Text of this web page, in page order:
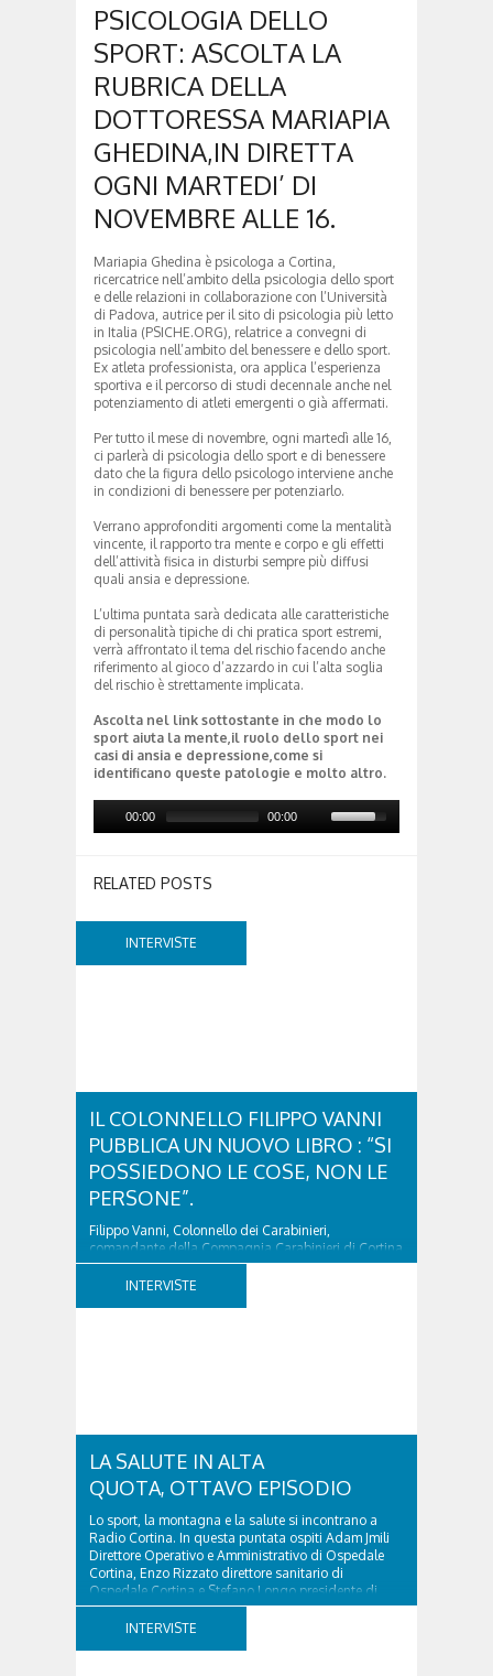
PSICOLOGIA DELLO
SPORT: ASCOLTA LA
RUBRICA DELLA
DOTTORESSA MARIAPIA
GHEDINA,IN DIRETTA
OGNI MARTEDI’ DI
NOVEMBRE ALLE 16.
Mariapia Ghedina è psicologa a Cortina,
ricercatrice nell’ambito della psicologia dello sport
e delle relazioni in collaborazione con l’Università
di Padova, autrice per il sito di psicologia più letto
in Italia (PSICHE.ORG), relatrice a convegni di
psicologia nell’ambito del benessere e dello sport.
Ex atleta professionista, ora applica l’esperienza
sportiva e il percorso di studi decennale anche nel
potenziamento di atleti emergenti o già affermati.
Per tutto il mese di novembre, ogni martedì alle 16,
ci parlerà di psicologia dello sport e di benessere
dato che la figura dello psicologo interviene anche
in condizioni di benessere per potenziarlo.
Verrano approfonditi argomenti come la mentalità
vincente, il rapporto tra mente e corpo e gli effetti
dell’attività fisica in disturbi sempre più diffusi
quali ansia e depressione.
L’ultima puntata sarà dedicata alle caratteristiche
di personalità tipiche di chi pratica sport estremi,
verrà affrontato il tema del rischio facendo anche
riferimento al gioco d’azzardo in cui l’alta soglia
del rischio è strettamente implicata.
Ascolta nel link sottostante in che modo lo
sport aiuta la mente,il ruolo dello sport nei
casi di ansia e depressione,come si
identificano queste patologie e molto altro.
00:00 00:00
RELATED POSTS
INTERVISTE
IL COLONNELLO FILIPPO VANNI
PUBBLICA UN NUOVO LIBRO : “SI
POSSIEDONO LE COSE, NON LE
PERSONE”.
Filippo Vanni, Colonnello dei Carabinieri,
comandante della Compagnia Carabinieri di Cortina
d’Ampezzo sino al 2010, esperto di legislazione
nazionale ed europea, è l’ideatore del progetto di
INTERVISTE
LA SALUTE IN ALTA
QUOTA, OTTAVO EPISODIO
Lo sport, la montagna e la salute si incontrano a
Radio Cortina. In questa puntata ospiti Adam Jmili
Direttore Operativo e Amministrativo di Ospedale
Cortina, Enzo Rizzato direttore sanitario di
Ospedale Cortina e Stefano Longo presidente di
Fondazione Cortina. GVM Care & Research –...
INTERVISTE